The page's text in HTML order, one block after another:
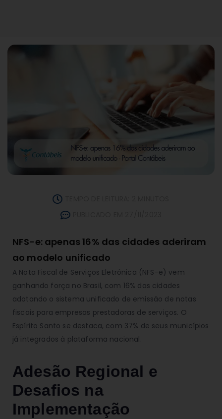
NFS-e: apenas 16% das cidades aderiram
ao modelo unificado
A Nota Fiscal de Serviços Eletrônica (NFS-e) vem
ganhando força no Brasil, com 16% das cidades
adotando o sistema unificado de emissão de notas
fiscais para empresas prestadoras de serviços. O
Espírito Santo se destaca, com 37% de seus municípios
já integrados à plataforma nacional.
Adesão Regional e
Desafios na
Implementação